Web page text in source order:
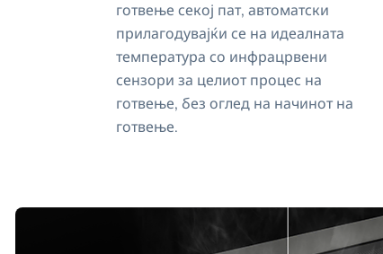
готвење секој пат, автоматски
прилагодувајќи се на идеалната
температура со инфрацрвени
сензори за целиот процес на
готвење, без оглед на начинот на
готвење.